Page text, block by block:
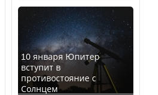
10 января Юпитер
вступит в
противостояние с
Солнцем